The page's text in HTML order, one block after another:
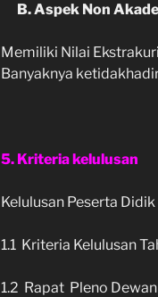
B. Aspek Non
Memiliki Nilai
Banyaknya
5. Kriteria kelulusan
Kelulusan Peserta
1.1 Kriteria Kelulusan
1.2 Rapat Pleno